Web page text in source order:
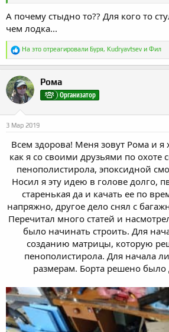
А почему стыдно то?? Для кого то
чем лодка...
Р
а
к
ц
и
и
:
На это отреагировали Буря, Kudryavtsev и Фил
Рома
Организатор
3 Мар 2019
Всем здорова! Меня зовут Рома и я
как я со своими друзьями по охоте
пенополистирола, эпоксидной
Носил я эту идею в голове долго,
старенькая да и качать ее по
напряжно, другое дело снял с
Перечитал много статей и
было начинать строить. Для
созданию матрицы, которую
пенополистирола. Для начала
размерам. Борта решено было